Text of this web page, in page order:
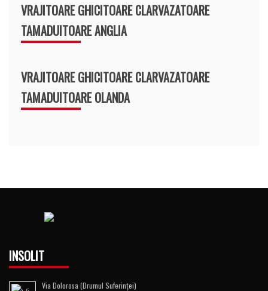
VRAJITOARE GHICITOARE CLARVAZATOARE
TAMADUITOARE ANGLIA
VRAJITOARE GHICITOARE CLARVAZATOARE
TAMADUITOARE OLANDA
INSOLIT
Via Dolorosa (Drumul Suferinţei)